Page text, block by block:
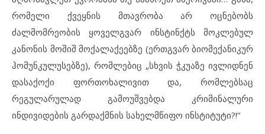
რომელი ქვეყნის მთავრობა არ ოცნებობს
ძალმომრეობის ყოველგვარ ინსტინქტს მოკლებულ
კანონის მოშიშ მოქალაქეებზე (ერთგვარ ბიომექანიკურ
ჰომუნკულუსებზე), რომლებიც „სხვის ჭკუაზე ივლიდნენ
დასაქოქი ფორთოხალივით და, რომლებსაც
რეგულარულად გამოუშვებდა კრიმინალური
ინდივიდების გარდაქმნის სახელმწიფო ინსტიტუტი?!“